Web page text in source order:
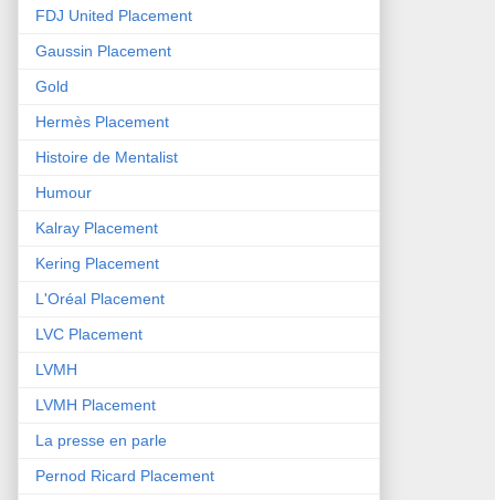
FDJ United Placement
Gaussin Placement
Gold
Hermès Placement
Histoire de Mentalist
Humour
Kalray Placement
Kering Placement
L'Oréal Placement
LVC Placement
LVMH
LVMH Placement
La presse en parle
Pernod Ricard Placement